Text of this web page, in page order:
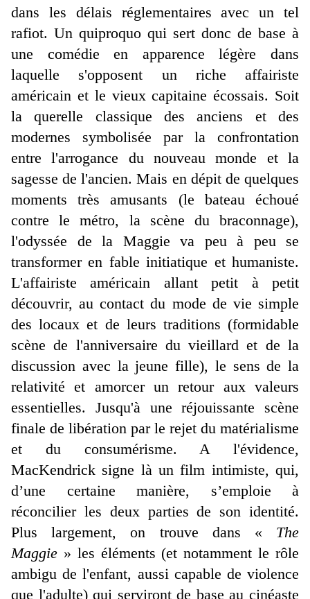
dans les délais réglementaires avec un tel
rafiot. Un quiproquo qui sert donc de base à
une comédie en apparence légère dans
laquelle s'opposent un riche affairiste
américain et le vieux capitaine écossais. Soit
la querelle classique des anciens et des
modernes symbolisée par la confrontation
entre l'arrogance du nouveau monde et la
sagesse de l'ancien. Mais en dépit de quelques
moments très amusants (le bateau échoué
contre le métro, la scène du braconnage),
l'odyssée de la Maggie va peu à peu se
transformer en fable initiatique et humaniste.
L'affairiste américain allant petit à petit
découvrir, au contact du mode de vie simple
des locaux et de leurs traditions (formidable
scène de l'anniversaire du vieillard et de la
discussion avec la jeune fille), le sens de la
relativité et amorcer un retour aux valeurs
essentielles. Jusqu'à une réjouissante scène
finale de libération par le rejet du matérialisme
et du consumérisme. A l'évidence,
MacKendrick signe là un film intimiste, qui,
d’une certaine manière, s’emploie à
réconcilier les deux parties de son identité.
Plus largement, on trouve dans « The
Maggie » les éléments (et notamment le rôle
ambigu de l'enfant, aussi capable de violence
que l'adulte) qui serviront de base au cinéaste